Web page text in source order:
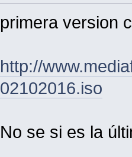
primera version
http://
02102016.iso
No se si es la